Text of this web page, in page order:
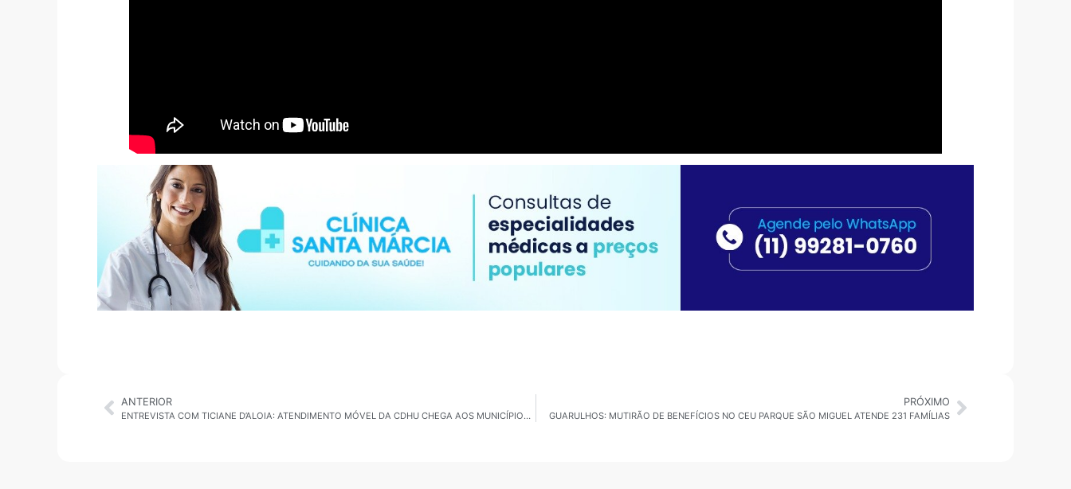
ANTERIOR
ENTREVISTA COM TICIANE D’ALOIA: ATENDIMENTO MÓVEL DA CDHU CHEGA AOS MUNICÍPIOS PAULISTAS
PRÓXIMO
GUARULHOS: MUTIRÃO DE BENEFÍCIOS NO CEU PARQUE SÃO MIGUEL ATENDE 231 FAMÍLIAS